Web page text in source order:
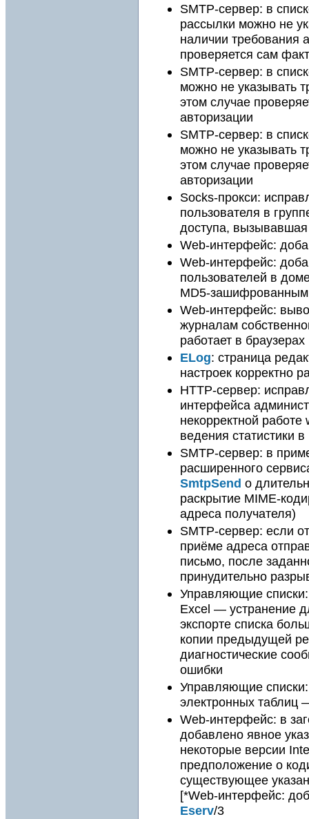
SMTP-сервер: в
рассылки можно не
наличии требования
проверяется сам
SMTP-сервер: в
можно не указывать
этом случае
авторизации
SMTP-сервер: в
можно не указывать
этом случае
авторизации
Socks-прокси:
пользователя в
доступа,
Web-интерфейс:
Web-интерфейс:
пользователей в
MD5-
Web-интерфейс:
журналам
работает в
ELog: страница
настроек корректно
HTTP-сервер:
интерфейса
некорректной
ведения статистики
SMTP-сервер: в
расширенного
SmtpSend о
раскрытие MIME-
адреса получателя)
SMTP-сервер: если
приёме адреса
письмо, после
принудительно
Управляющие
Excel — устранение
экспорте списка
копии предыдущей
диагностические
ошибки
Управляющие
электронных таблиц
Web-интерфейс: в
добавлено явное
некоторые версии
предположение о
существующее
[*Web-интерфейс:
Eserv/3